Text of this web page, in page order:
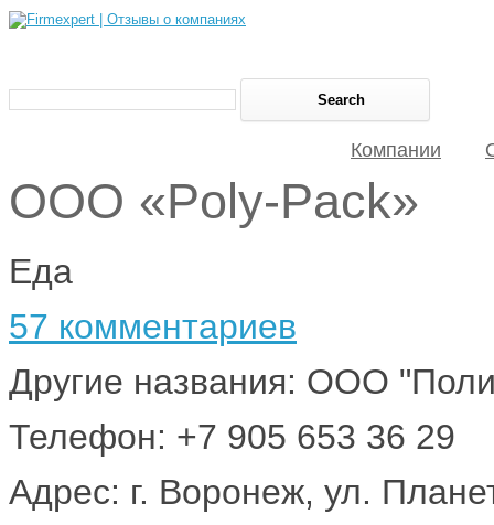
Компании
ООО «Poly-Pack»
Еда
57 комментариев
Другие названия: ООО
Телефон: +7 905 653 36 29
Адрес: г. Воронеж, ул.